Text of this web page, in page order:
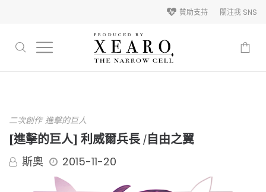
關注我 SNS
贊助支持
二次創作 進擊的巨人
[進擊的巨人] 利威爾兵長 /自由之翼
斯奧 2015-11-20